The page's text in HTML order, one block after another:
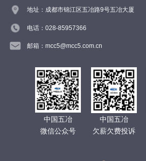
地址：成都市锦江区五冶路9号五冶大厦
电话：028-85957366
邮箱：mcc5@mcc5.com.cn
中国五冶
微信公众号
中国五冶
欠薪欠费投诉